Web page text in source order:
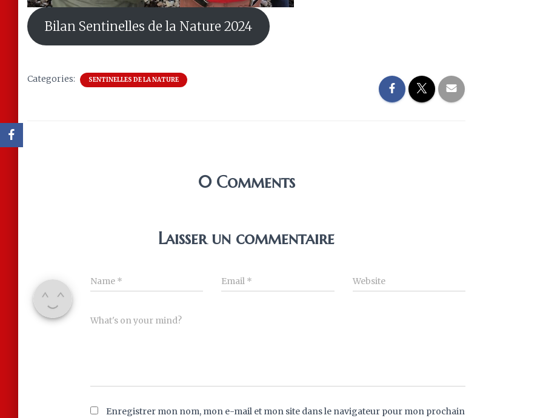
Bilan Sentinelles de la Nature 2024
Categories: SENTINELLES DE LA NATURE
0 Comments
Laisser un commentaire
Name * Email * Website
What's on your mind?
Enregistrer mon nom, mon e-mail et mon site dans le navigateur pour mon prochain